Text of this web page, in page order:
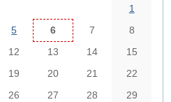
1
5 6 7
8
12 13 14
15
19 20 21
22
26 27 28
29